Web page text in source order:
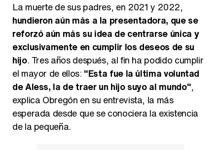
La muerte de sus padres, en 2021 y 2022,
hundieron aún más a la presentadora, que se
reforzó aún más su idea de centrarse única y
exclusivamente en cumplir los deseos de su
hijo. Tres años después, al fin ha podido cumplir
el mayor de ellos: "Esta fue la última voluntad
de Aless, la de traer un hijo suyo al mundo",
explica Obregón en su entrevista, la más
esperada desde que se conociera la existencia
de la pequeña.